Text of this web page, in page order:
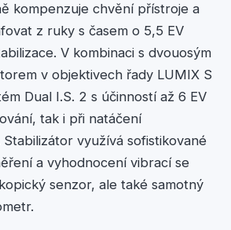
kompenzuje chvění přístroje a
z ruky s časem o 5,5 EV
V kombinaci s dvouosým
v objektivech řady LUMIX S
Dual I.S. 2 s účinností až 6 EV
tak i při natáčení
Stabilizátor využívá sofistikované
a vyhodnocení vibrací se
senzor, ale také samotný